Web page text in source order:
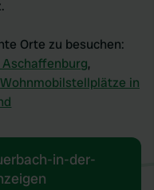
Orte zu besuchen:
,
Wohnmobilstellplätze in
in-der-